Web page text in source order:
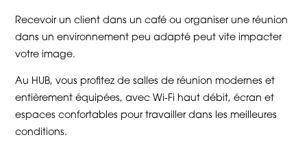
Recevoir un client dans un café ou organiser une réunion
dans un environnement peu adapté peut vite impacter
votre image.
Au HUB, vous profitez de salles de réunion modernes et
entièrement équipées, avec Wi-Fi haut débit, écran et
espaces confortables pour travailler dans les meilleures
conditions.